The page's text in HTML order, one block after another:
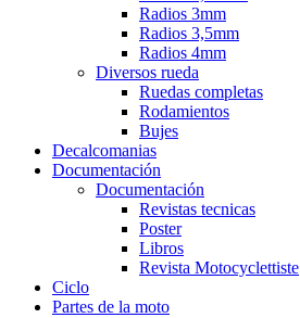
Radios 3mm
Radios 3,5mm
Radios 4mm
Diversos rueda
Ruedas completas
Rodamientos
Bujes
Decalcomanias
Documentación
Documentación
Revistas tecnicas
Poster
Libros
Revista Motocyclettiste
Ciclo
Partes de la moto